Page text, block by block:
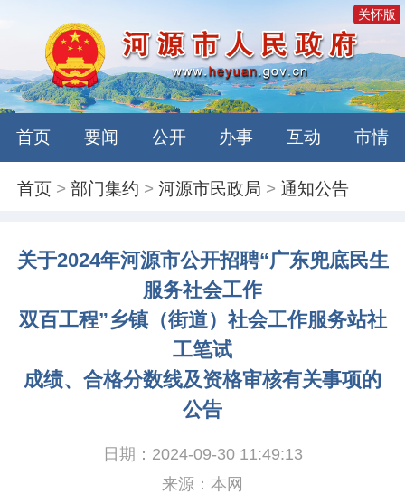
关怀版
首页 要闻 公开 办事 互动 市情
首页 >部门集约 >河源市民政局 >通知公告
关于2024年河源市公开招聘“广东兜底民生
服务社会工作
双百工程”乡镇（街道）社会工作服务站社
工笔试
成绩、合格分数线及资格审核有关事项的
公告
日期：2024-09-30 11:49:13
来源：本网